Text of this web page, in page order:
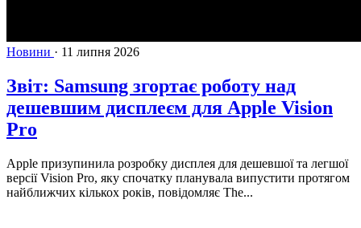
Новини · 11 липня 2026
Звіт: Samsung згортає роботу над
дешевшим дисплеєм для Apple Vision
Pro
Apple призупинила розробку дисплея для дешевшої та легшої
версії Vision Pro, яку спочатку планувала випустити протягом
найближчих кількох років, повідомляє The...